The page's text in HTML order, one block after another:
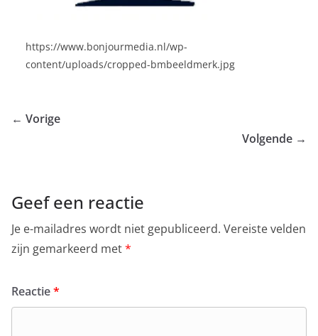
https://www.bonjourmedia.nl/wp-
content/uploads/cropped-bmbeeldmerk.jpg
← Vorige
Volgende →
Geef een reactie
Je e-mailadres wordt niet gepubliceerd. Vereiste velden
zijn gemarkeerd met*
Reactie*